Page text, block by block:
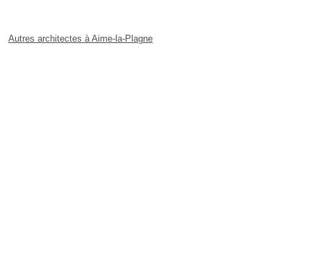
Autres architectes à Aime-la-Plagne